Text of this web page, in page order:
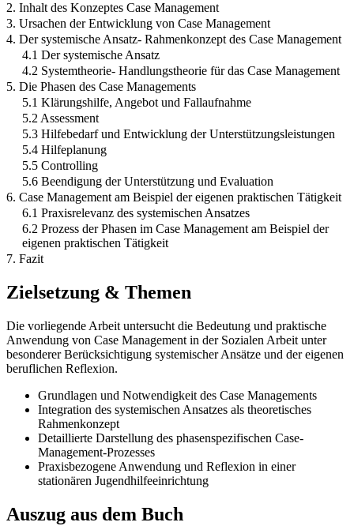
2. Inhalt des Konzeptes Case Management
3. Ursachen der Entwicklung von Case Management
4. Der systemische Ansatz- Rahmenkonzept des Case Management
4.1 Der systemische Ansatz
4.2 Systemtheorie- Handlungstheorie für das Case Management
5. Die Phasen des Case Managements
5.1 Klärungshilfe, Angebot und Fallaufnahme
5.2 Assessment
5.3 Hilfebedarf und Entwicklung der Unterstützungsleistungen
5.4 Hilfeplanung
5.5 Controlling
5.6 Beendigung der Unterstützung und Evaluation
6. Case Management am Beispiel der eigenen praktischen Tätigkeit
6.1 Praxisrelevanz des systemischen Ansatzes
6.2 Prozess der Phasen im Case Management am Beispiel der
eigenen praktischen Tätigkeit
7. Fazit
Zielsetzung & Themen
Die vorliegende Arbeit untersucht die Bedeutung und praktische
Anwendung von Case Management in der Sozialen Arbeit unter
besonderer Berücksichtigung systemischer Ansätze und der eigenen
beruflichen Reflexion.
Grundlagen und Notwendigkeit des Case Managements
Integration des systemischen Ansatzes als theoretisches
Rahmenkonzept
Detaillierte Darstellung des phasenspezifischen Case-
Management-Prozesses
Praxisbezogene Anwendung und Reflexion in einer
stationären Jugendhilfeeinrichtung
Auszug aus dem Buch